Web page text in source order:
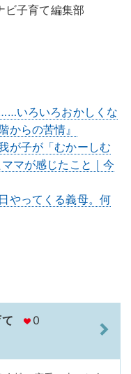
ビ子育て編集部
いろいろおかしくな
からの苦情』
が子が「むかーしむ
マが感じたこと｜今
やってくる義母。何
0